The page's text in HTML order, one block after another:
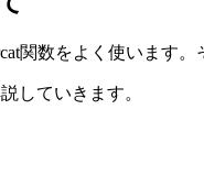
関数をよく使います
していきます。